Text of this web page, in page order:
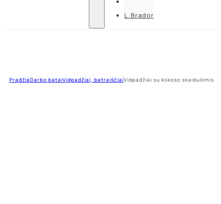
L.Brador
PradžiaDarbo bataiVidpadžiai, batraiščiaiVidpadžiai su kokoso skaidulomis